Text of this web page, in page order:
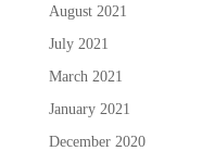
August 2021
July 2021
March 2021
January 2021
December 2020